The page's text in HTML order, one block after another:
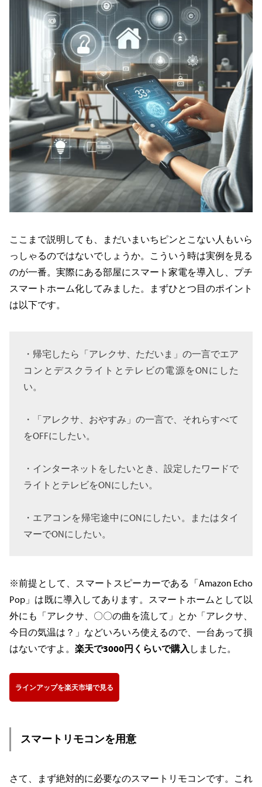
ここまで説明しても、まだいまいちピンとこない人もいら
っしゃるのではないでしょうか。こういう時は実例を見る
のが一番。実際にある部屋にスマート家電を導入し、プチ
スマートホーム化してみました。まずひとつ目のポイント
は以下です。
・帰宅したら「アレクサ、ただいま」の一言でエア
コンとデスクライトとテレビの電源をONにした
い。
・「アレクサ、おやすみ」の一言で、それらすべて
をOFFにしたい。
・インターネットをしたいとき、設定したワードで
ライトとテレビをONにしたい。
・エアコンを帰宅途中にONにしたい。またはタイ
マーでONにしたい。
※前提として、スマートスピーカーである「Amazon Echo
Pop」は既に導入してあります。スマートホームとして以
外にも「アレクサ、〇〇の曲を流して」とか「アレクサ、
今日の気温は？」などいろいろ使えるので、一台あって損
はないですよ。 楽天で3000円くらいで購入 しました。
ラインアップを楽天市場で見る
スマートリモコンを用意
さて、まず絶対的に必要なのスマートリモコンです。これ